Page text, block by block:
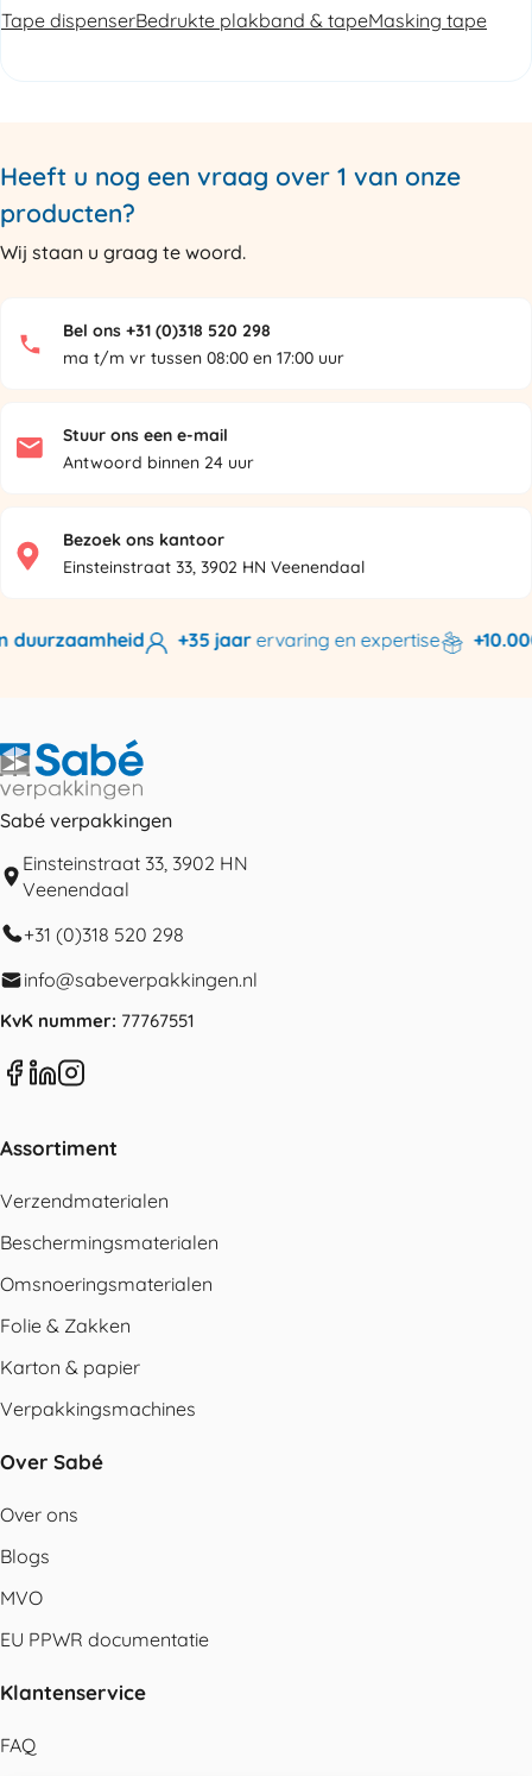
Tape dispenserBedrukte plakband & tapeMasking tape
Heeft u nog een vraag over 1 van onze
producten?
Wij staan u graag te woord.
Bel ons +31 (0)318 520 298
ma t/m vr tussen 08:00 en 17:00 uur
Stuur ons een e-mail
Antwoord binnen 24 uur
Bezoek ons kantoor
Einsteinstraat 33, 3902 HN Veenendaal
+35 jaarervaring en expertise
Sabé verpakkingen
Einsteinstraat 33, 3902 HN
Veenendaal
+31 (0)318 520 298
info@sabeverpakkingen.nl
KvK nummer: 77767551
Assortiment
Verzendmaterialen
Beschermingsmaterialen
Omsnoeringsmaterialen
Folie & Zakken
Karton & papier
Verpakkingsmachines
Over Sabé
Over ons
Blogs
MVO
EU PPWR documentatie
Klantenservice
FAQ